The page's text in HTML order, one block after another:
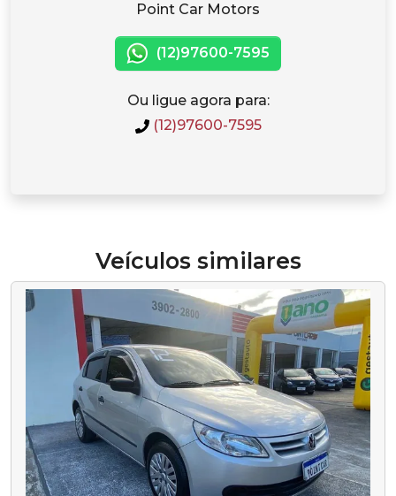
Point Car Motors
(12)97600-7595
Ou ligue agora para:
(12)97600-7595
Veículos similares